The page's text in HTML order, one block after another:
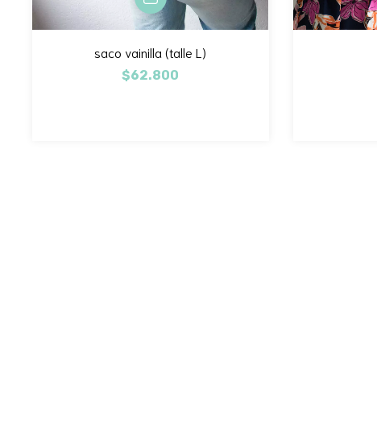
saco vainilla (talle L)
$62.800